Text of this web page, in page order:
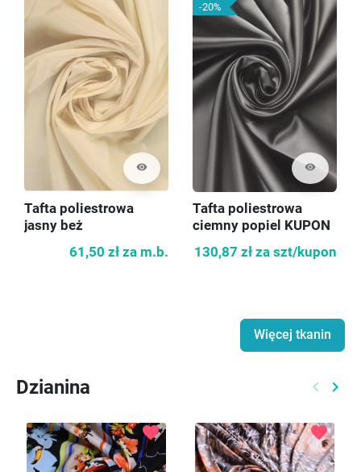
visibility
Tafta poliestrowa
jasny beż
61,50 zł za m.b.
-20%
visibility
Tafta poliestrowa
ciemny popiel KUPON
130,87 zł za szt/kupon
Więcej tkanin
Dzianina keyboard_arrow_left keyboard_arrow_right
favorite favorite